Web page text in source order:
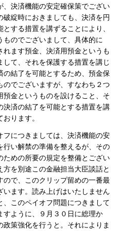
、決済機能の安定確保策でござい
破綻時におきましても、決済を円
する措置を講ずることにより、
のでございまして、具体的に
ます預金、決済用預金というも
て、それを保護する措置を講じ
の結了を可能とするため、預金保
のでございますが、すなわち２つ
金というものを設けること、そ
済の結了を可能とする措置を講
ります。
フにつきましては、決済機能の安
行い解禁の準備を整えるが、その
めの所要の規定を整備とござい
を別途この金融担当大臣談話と
ので、このクリップ留めの一番最
ます。読み上げはいたしません
このペイオフ問題につきまして
すように、９月３０日に総理か
策強化を行うと。それによりま